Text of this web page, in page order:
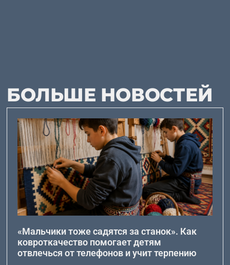
БОЛЬШЕ НОВОСТЕЙ
«Мальчики тоже садятся за станок». Как
ковроткачество помогает детям
отвлечься от телефонов и учит терпению